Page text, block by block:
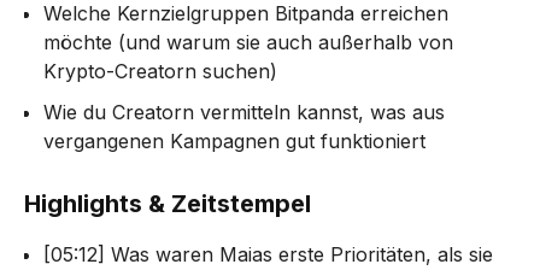
Welche Kernzielgruppen Bitpanda erreichen
möchte (und warum sie auch außerhalb von
Krypto-Creatorn suchen)
Wie du Creatorn vermitteln kannst, was aus
vergangenen Kampagnen gut funktioniert
Highlights & Zeitstempel
[05:12] Was waren Maias erste Prioritäten, als sie